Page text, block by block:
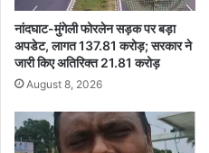
सं
घ
र्ष
.
ज
न
ई
दि
शा
–
ख्य
मं
नांदघाट-मुंगेली फोरलेन सड़क पर बड़ा
अपडेट, लागत 137.81 करोड़; सरकार ने
जारी किए अतिरिक्त 21.81 करोड़
August 8, 2026